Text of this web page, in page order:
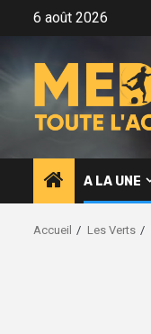
6 août 2026
A LA UNE
Accueil Les Verts